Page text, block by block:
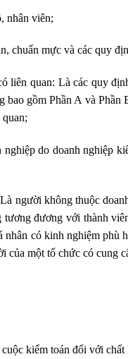
nhân viên;
mực và các quy
quan: Là các quy
gồm Phần A và
do doanh nghiệp
người không thuộc
đương với thành
có kinh nghiệm
của một tổ chức có cung
kiểm toán đối với